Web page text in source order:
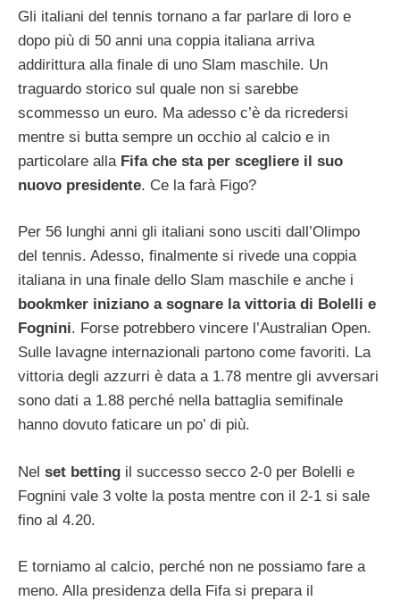
Gli italiani del tennis tornano a far parlare di loro e
dopo più di 50 anni una coppia italiana arriva
addirittura alla finale di uno Slam maschile. Un
traguardo storico sul quale non si sarebbe
scommesso un euro. Ma adesso c’è da ricredersi
mentre si butta sempre un occhio al calcio e in
particolare allaFifa che sta per scegliere il suo
nuovo presidente. Ce la farà Figo?
Per 56 lunghi anni gli italiani sono usciti dall’Olimpo
del tennis. Adesso, finalmente si rivede una coppia
italiana in una finale dello Slam maschile e anche i
bookmker iniziano a sognare la vittoria di Bolelli e
Fognini. Forse potrebbero vincere l’Australian Open.
Sulle lavagne internazionali partono come favoriti. La
vittoria degli azzurri è data a 1.78 mentre gli avversari
sono dati a 1.88 perché nella battaglia semifinale
hanno dovuto faticare un po’ di più.
Nel set betting il successo secco 2-0 per Bolelli e
Fognini vale 3 volte la posta mentre con il 2-1 si sale
fino al 4.20.
E torniamo al calcio, perché non ne possiamo fare a
meno. Alla presidenza della Fifa si prepara il